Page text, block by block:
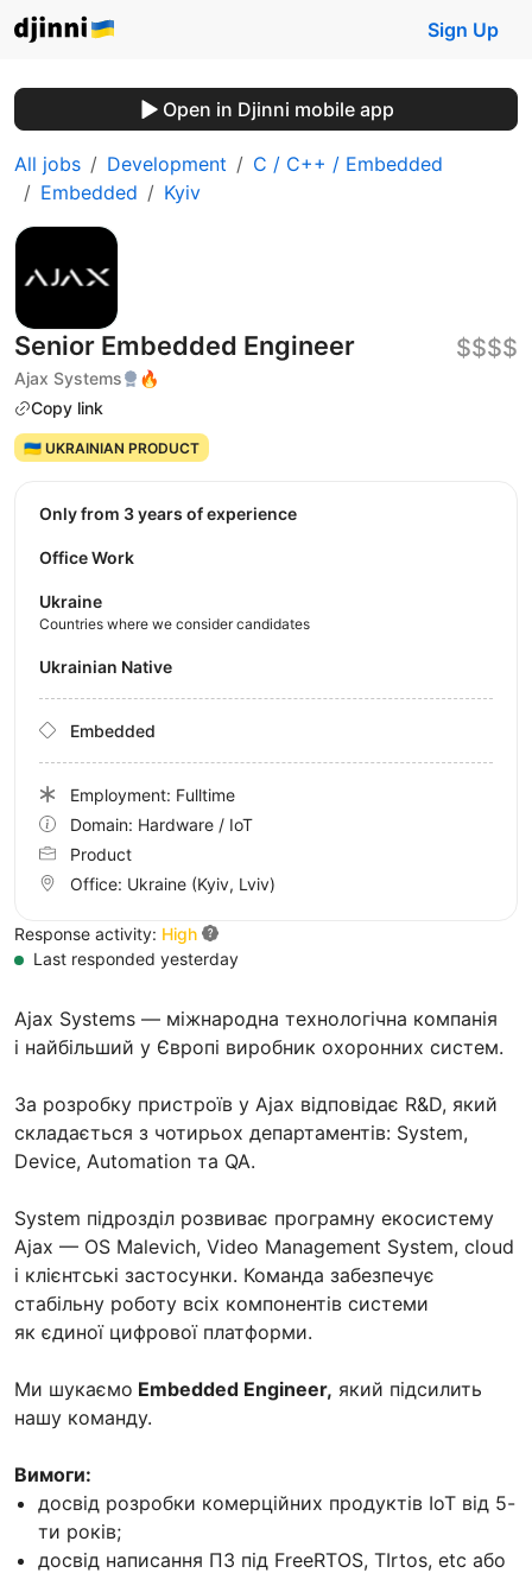
Sign Up
Open in Djinni mobile app
All jobs Development
C / C++ / Embedded
Embedded
Kyiv
Senior Embedded Engineer
Ajax Systems
🔥
Copy link
$$$$
🇺🇦 UKRAINIAN PRODUCT
Ajax Systems — міжнародна технологічна компанія
і найбільший у Європі виробник охоронних систем.
За розробку пристроїв у Ajax відповідає R&D, який
складається з чотирьох департаментів: System,
Device, Automation та QA.
System підрозділ розвиває програмну екосистему
Ajax — OS Malevich, Video Management System, cloud
і клієнтські застосунки. Команда забезпечує
стабільну роботу всіх компонентів системи
як єдиної цифрової платформи.
Ми шукаємо Embedded Engineer, який підсилить
нашу команду.
Вимоги:
досвід розробки комерційних продуктів IoT від 5-
ти років;
досвід написання ПЗ під FreeRTOS, TIrtos, etc або
Only from 3 years of experience
Office Work
Ukraine
Countries where we consider candidates
Ukrainian Native
Embedded
Employment: Fulltime
Domain: Hardware / IoT
Product
Office: Ukraine (Kyiv, Lviv)
Response activity: High
Last responded yesterday